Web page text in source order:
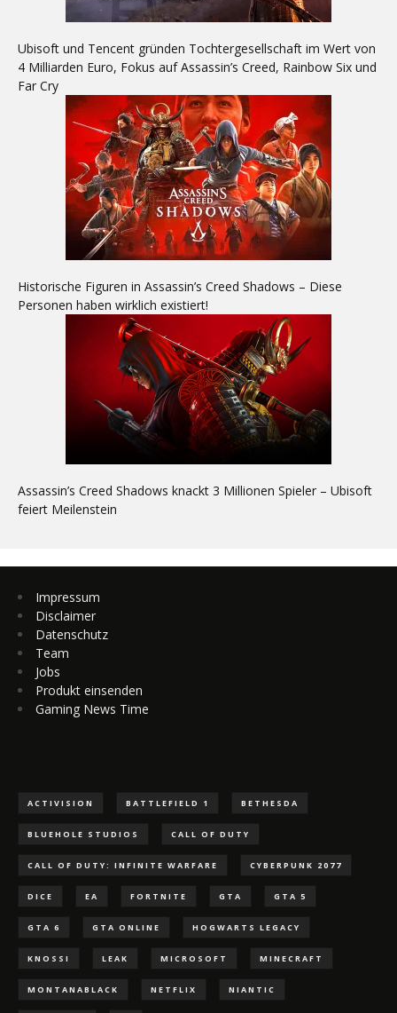
Ubisoft und Tencent gründen Tochtergesellschaft im Wert von
4 Milliarden Euro, Fokus auf Assassin’s Creed, Rainbow Six und
Far Cry
Historische Figuren in Assassin’s Creed Shadows – Diese
Personen haben wirklich existiert!
Assassin’s Creed Shadows knackt 3 Millionen Spieler – Ubisoft
feiert Meilenstein
Impressum
Disclaimer
Datenschutz
Team
Jobs
Produkt einsenden
Gaming News Time
ACTIVISION BATTLEFIELD 1 BETHESDA
BLUEHOLE STUDIOS CALL OF DUTY
CALL OF DUTY: INFINITE WARFARE CYBERPUNK 2077
DICE EA FORTNITE GTA GTA 5
GTA 6 GTA ONLINE HOGWARTS LEGACY
KNOSSI LEAK MICROSOFT MINECRAFT
MONTANABLACK NETFLIX NIANTIC